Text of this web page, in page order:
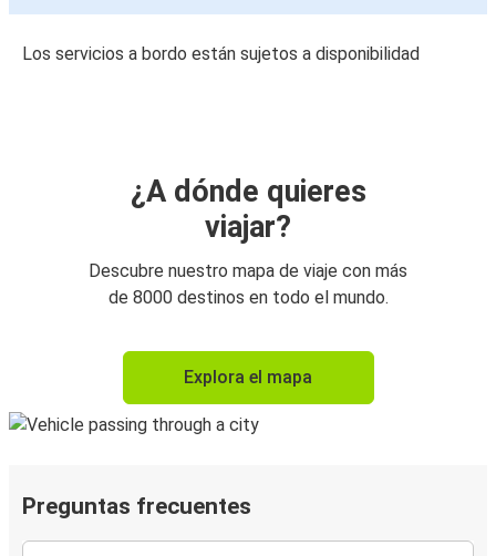
Los servicios a bordo están sujetos a disponibilidad
¿A dónde quieres
viajar?
Descubre nuestro mapa de viaje con más
de 8000 destinos en todo el mundo.
Explora el mapa
Preguntas frecuentes